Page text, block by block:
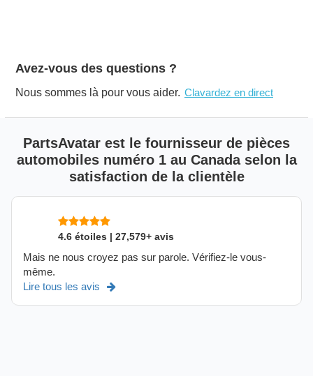
Avez-vous des questions ?
Nous sommes là pour vous aider. Clavardez en direct
PartsAvatar est le fournisseur de pièces
automobiles numéro 1 au Canada selon la
satisfaction de la clientèle
4.6 étoiles | 27,579+ avis
Mais ne nous croyez pas sur parole. Vérifiez-le vous-
même.
Lire tous les avis